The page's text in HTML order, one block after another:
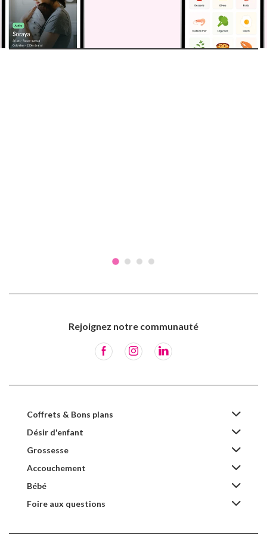
Rejoignez notre communauté
Coffrets & Bons plans
Désir d'enfant
Grossesse
Accouchement
Bébé
Foire aux questions